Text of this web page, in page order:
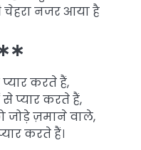
नजर आया है
करते हैं,
प्यार करते हैं,
जोड़े ज़माने वाले,
करते हैं।